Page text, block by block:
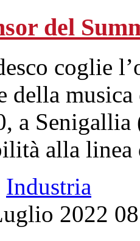
del
coglie
della
a
alla
Industria
2022